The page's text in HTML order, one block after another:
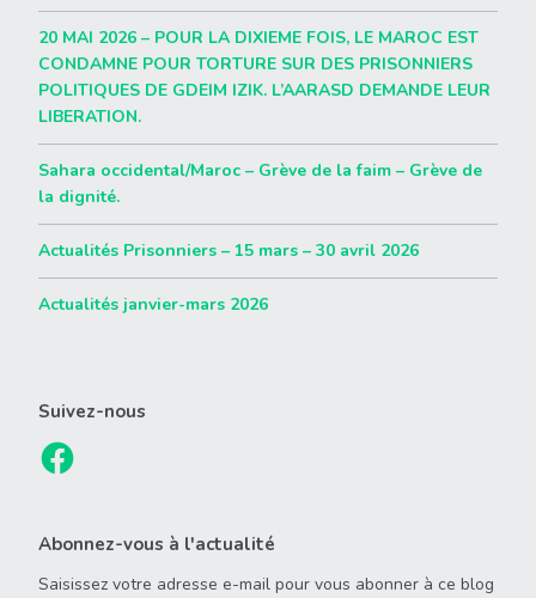
20 MAI 2026 – POUR LA DIXIEME FOIS, LE MAROC EST
CONDAMNE POUR TORTURE SUR DES PRISONNIERS
POLITIQUES DE GDEIM IZIK. L’AARASD DEMANDE LEUR
LIBERATION.
Sahara occidental/Maroc – Grève de la faim – Grève de
la dignité.
Actualités Prisonniers – 15 mars – 30 avril 2026
Actualités janvier-mars 2026
Suivez-nous
Abonnez-vous à l'actualité
Saisissez votre adresse e-mail pour vous abonner à ce blog